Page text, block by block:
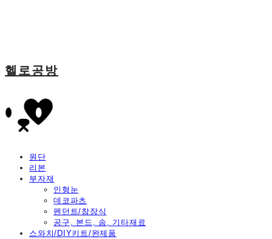
헬로공방
원단
리본
부자재
인형눈
데코파츠
펜던트/참장식
공구, 본드, 솜, 기타재료
스와치/DIY키트/완제품